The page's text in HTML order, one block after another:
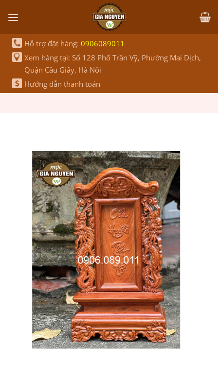
qua
dung
Hỗ trợ đặt hàng: 0906089011
Xem hàng tại: Số 128 Phố Trần Vỹ, Phường Mai Dịch,
Quận Cầu Giấy, Hà Nội
Hướng dẫn thanh toán